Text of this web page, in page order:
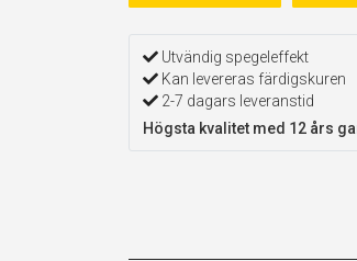
Utvändig spegeleffekt
Kan levereras färdigskuren
2-7 dagars leveranstid
Högsta kvalitet med 12 års